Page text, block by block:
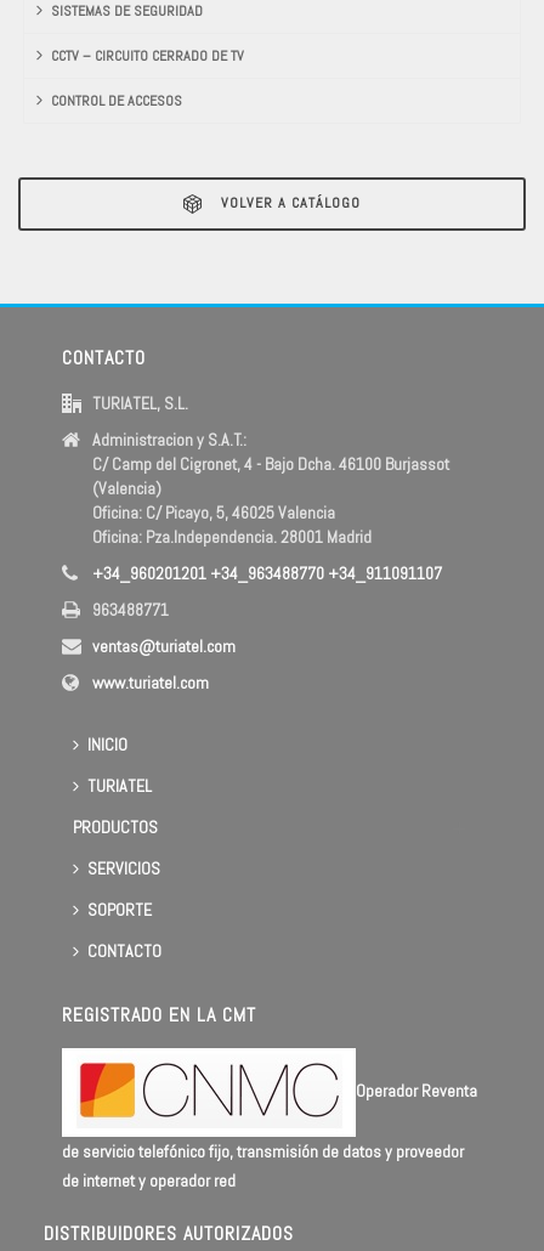
SISTEMAS DE SEGURIDAD
CCTV – CIRCUITO CERRADO DE TV
CONTROL DE ACCESOS
VOLVER A CATÁLOGO
CONTACTO
TURIATEL, S.L.
Administracion y S.A.T.:
C/ Camp del Cigronet, 4 - Bajo Dcha. 46100 Burjassot
(Valencia)
Oficina: C/ Picayo, 5, 46025 Valencia
Oficina: Pza.Independencia. 28001 Madrid
+34_960201201 +34_963488770 +34_911091107
963488771
ventas@turiatel.com
www.turiatel.com
INICIO
TURIATEL
PRODUCTOS
SERVICIOS
SOPORTE
CONTACTO
REGISTRADO EN LA CMT
Operador Reventa
de servicio telefónico fijo, transmisión de datos y proveedor
de internet y operador red
DISTRIBUIDORES AUTORIZADOS